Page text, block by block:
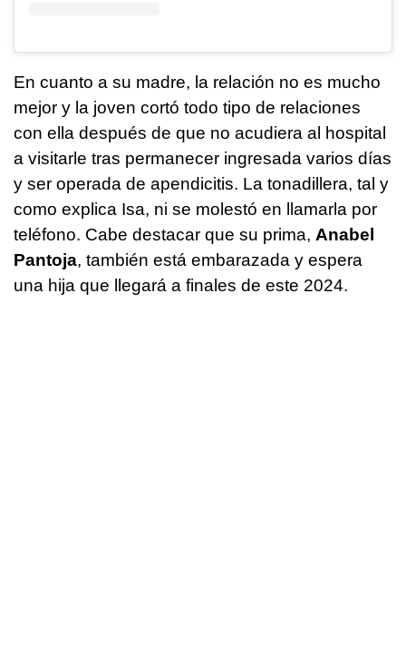
En cuanto a su madre, la relación no es mucho
mejor y la joven cortó todo tipo de relaciones
con ella después de que no acudiera al hospital
a visitarle tras permanecer ingresada varios días
y ser operada de apendicitis. La tonadillera, tal y
como explica Isa, ni se molestó en llamarla por
teléfono. Cabe destacar que su prima, Anabel
Pantoja, también está embarazada y espera
una hija que llegará a finales de este 2024.